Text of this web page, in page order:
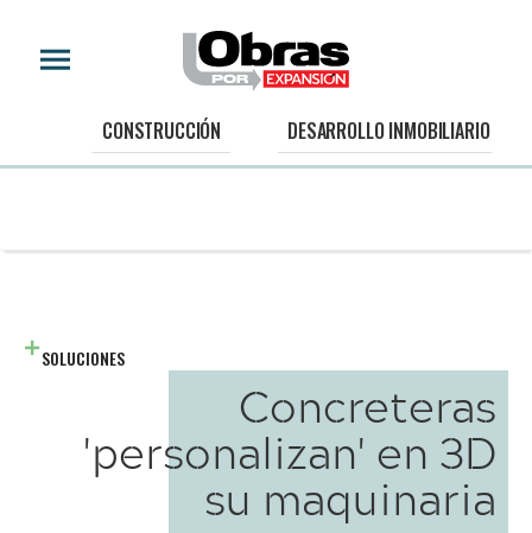
CONSTRUCCIÓN DESARROLLO INMOBILIARIO
SOLUCIONES
Concreteras
'personalizan' en 3D
su maquinaria